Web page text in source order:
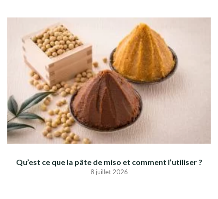
Qu’est ce que la pâte de miso et comment l’utiliser ?
8 juillet 2026